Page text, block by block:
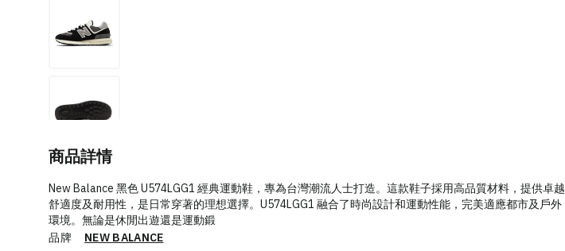
商品詳情
New Balance 黑色 U574LGG1 經典運動鞋，專為台灣潮流人士打造。這款鞋子採用高品質材料，提供卓越
舒適度及耐用性，是日常穿著的理想選擇。U574LGG1 融合了時尚設計和運動性能，完美適應都市及戶外
環境。無論是休閒出遊還是運動鍛
品牌
NEW BALANCE